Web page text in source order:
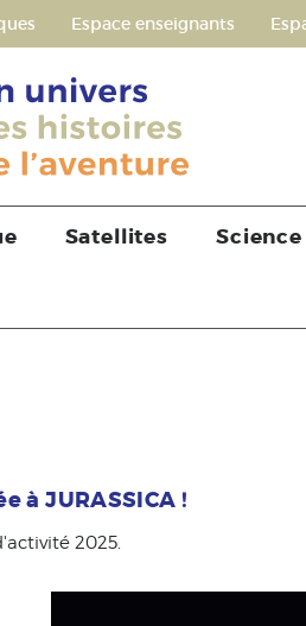
Espace enseignants
Satellites Science
à JURASSICA !
2025.